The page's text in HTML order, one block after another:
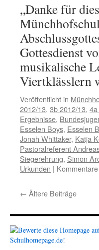
„Danke für
Gottesdienst
musikalische
Viertklässlern
Veröffentlicht in
2012/13, 3b 2012/13,
Ergebnisse,
Esselen Boys, Esselen
Jonah Whittaker, Katja
Pastoralreferent
Siegerehrung, Simon
Urkunden |
← Ältere Beiträge